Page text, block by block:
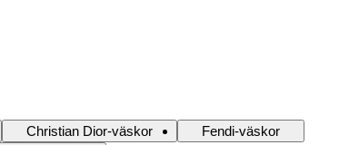
Christian Dior-väskor
Fendi-väskor